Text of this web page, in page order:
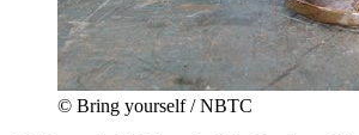
© Bring yourself / NBTC